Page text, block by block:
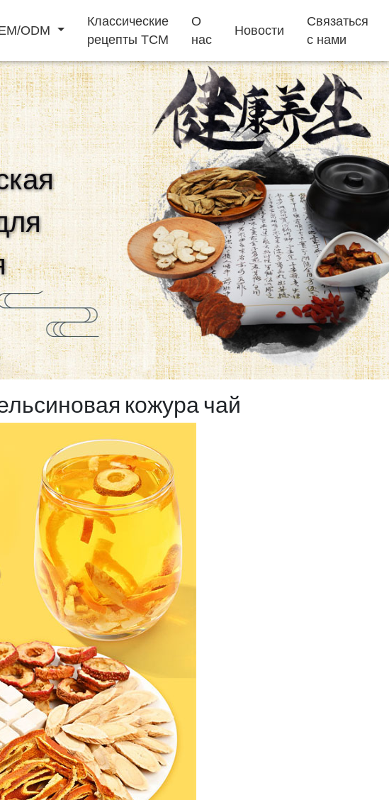
ODM
Классические
рецепты TCM
О
нас
Новости
Связаться
с нами
как быстро
заснуть
добавки для
детей
Эджиао торт
пакетики для чая
жевательные
конфеты
кожура чай